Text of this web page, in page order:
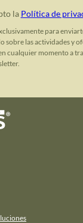
la Política de
para
sobre las actividades y
cualquier momento a